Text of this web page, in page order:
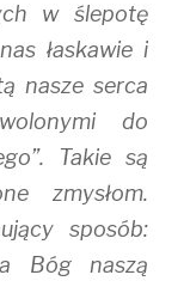
w ślepotę
łaskawie i
nasze serca
do
Takie są
zmysłom.
sposób:
Bóg naszą